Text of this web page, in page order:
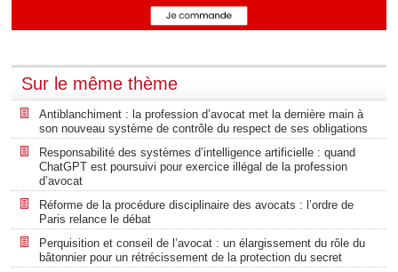
Sur le même thème
Antiblanchiment : la profession d’avocat met la dernière main à
son nouveau système de contrôle du respect de ses obligations
Responsabilité des systèmes d’intelligence artificielle : quand
ChatGPT est poursuivi pour exercice illégal de la profession
d’avocat
Réforme de la procédure disciplinaire des avocats : l’ordre de
Paris relance le débat
Perquisition et conseil de l’avocat : un élargissement du rôle du
bâtonnier pour un rétrécissement de la protection du secret